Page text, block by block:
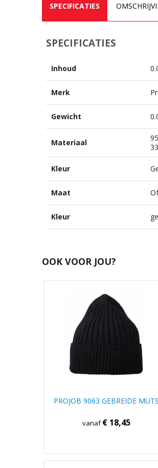
SPECIFICATIES
SPECIFICATIES
Inhoud
Merk
Gewicht
Materiaal
Kleur
Maat
Kleur
OOK VOOR JOU?
PROJOB 9063 GEBREIDE MUTS
vanaf€ 18,45